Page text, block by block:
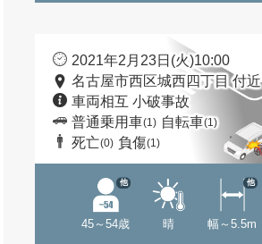
2021年2月23日(火)10:00
名古屋市西区城西四丁目 付近
車両相互 小破事故
普通乗用車(1) 自転車(1)
死亡(0) 負傷(1)
45～54歳
他
晴 幅～5.5m
他